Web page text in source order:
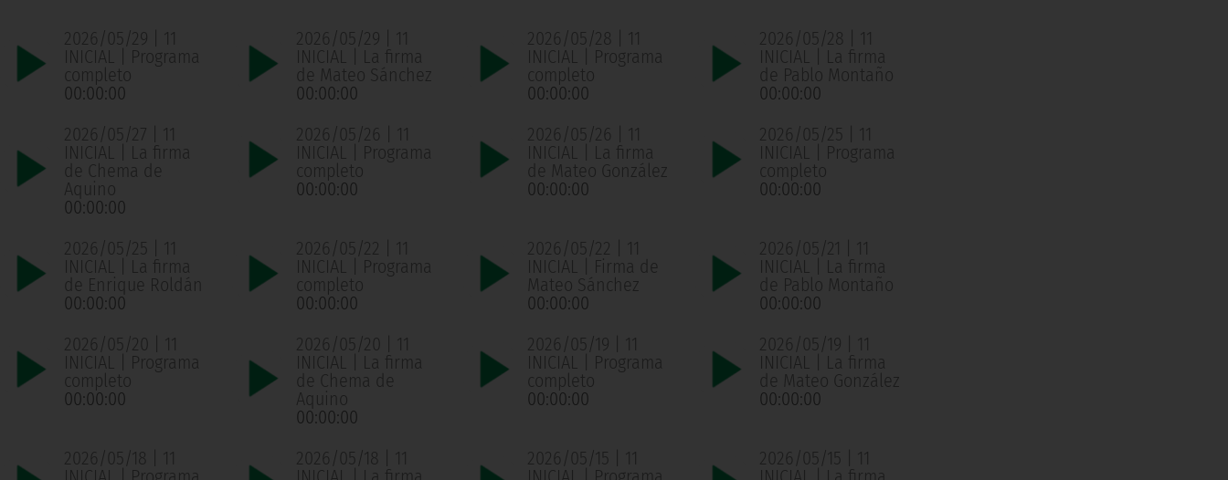
2026/05/29 | 11
INICIAL | Programa
completo
00:00:00
2026/05/29 | 11
INICIAL | La firma
de Mateo Sánchez
00:00:00
2026/05/28 | 11
INICIAL | Programa
completo
00:00:00
2026/05/28 | 11
INICIAL | La firma
de Pablo Montaño
00:00:00
2026/05/27 | 11
INICIAL | La firma
de Chema de
Aquino
00:00:00
2026/05/26 | 11
INICIAL | Programa
completo
00:00:00
2026/05/26 | 11
INICIAL | La firma
de Mateo González
00:00:00
2026/05/25 | 11
INICIAL | Programa
completo
00:00:00
2026/05/25 | 11
INICIAL | La firma
de Enrique Roldán
00:00:00
2026/05/22 | 11
INICIAL | Programa
completo
00:00:00
2026/05/22 | 11
INICIAL | Firma de
Mateo Sánchez
00:00:00
2026/05/21 | 11
INICIAL | La firma
de Pablo Montaño
00:00:00
2026/05/20 | 11
INICIAL | Programa
completo
00:00:00
2026/05/20 | 11
INICIAL | La firma
de Chema de
Aquino
00:00:00
2026/05/19 | 11
INICIAL | Programa
completo
00:00:00
2026/05/19 | 11
INICIAL | La firma
de Mateo González
00:00:00
2026/05/18 | 11
2026/05/18 | 11
2026/05/15 | 11
2026/05/15 | 11